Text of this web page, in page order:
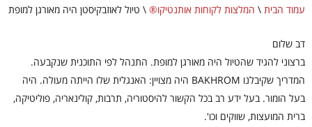
עמוד הבית \ המלצות לקוחות אותנטיקו® \ טיול לאוזבקיסטן היה מאורגן למופת
דב שלום
ברצוני להגיד שהטיול היה מאורגן למופת. התנהל לפי התוכנית שנקבעה.
המדריך שקיבלנו BAKHROM היה מצויין: האנגלית שלו הייתה מעולה. היה
בעל הומור. בעל ידע רב בכל הקשור להיסטוריה, תרבות, קולינאריה, פוליטיקה,
ברית המועצות, שווקים וכו'.